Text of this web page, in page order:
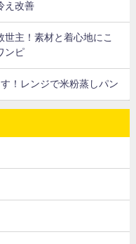
え改善
主！素材と着心地にこ
ンピ
！レンジで米粉蒸しパン